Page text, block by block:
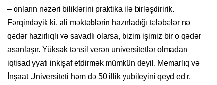
– onların nəzəri biliklərini praktika ilə birləşdiririk.
Fərqindəyik ki, ali məktəblərin hazırladığı tələbələr nə
qədər hazırlıqlı və savadlı olarsa, bizim işimiz bir o qədər
asanlaşır. Yüksək təhsil verən universitetlər olmadan
iqtisadiyyatı inkişaf etdirmək mümkün deyil. Memarlıq və
İnşaat Universiteti həm də 50 illik yubileyini qeyd edir.